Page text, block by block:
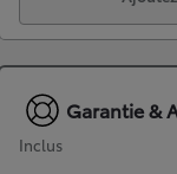
Garantie &
Inclus